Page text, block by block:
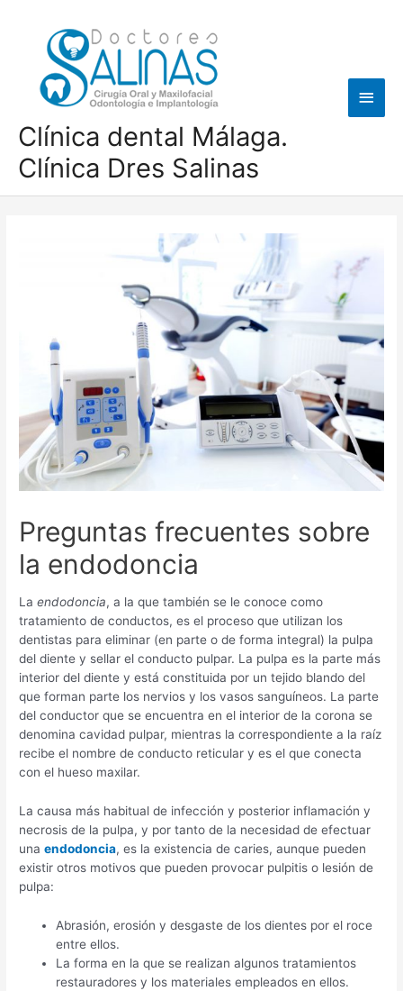
contenido
Clínica dental Málaga.
Clínica Dres Salinas
Preguntas frecuentes sobre
la endodoncia
Laendodoncia, a la que también se le conoce como
tratamiento de conductos, es el proceso que utilizan los
dentistas para eliminar (en parte o de forma integral) la pulpa
del diente y sellar el conducto pulpar. La pulpa es la parte más
interior del diente y está constituida por un tejido blando del
que forman parte los nervios y los vasos sanguíneos. La parte
del conductor que se encuentra en el interior de la corona se
denomina cavidad pulpar, mientras la correspondiente a la raíz
recibe el nombre de conducto reticular y es el que conecta
con el hueso maxilar.
La causa más habitual de infección y posterior inflamación y
necrosis de la pulpa, y por tanto de la necesidad de efectuar
unaendodoncia, es la existencia de caries, aunque pueden
existir otros motivos que pueden provocar pulpitis o lesión de
pulpa:
Abrasión, erosión y desgaste de los dientes por el roce
entre ellos.
La forma en la que se realizan algunos tratamientos
restauradores y los materiales empleados en ellos.